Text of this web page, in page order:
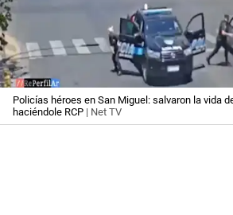
Policías héroes en San Miguel: salvaron la vida
haciéndole RCP | Net TV